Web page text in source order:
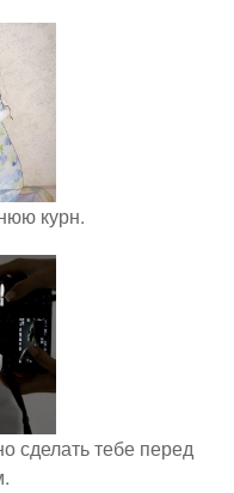
курн.
сделать тебе перед